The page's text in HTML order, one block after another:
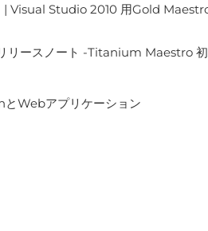
| Visual Studio 2010 用Gold
リースノート -Titanium Maestro 初
Webアプリケーション